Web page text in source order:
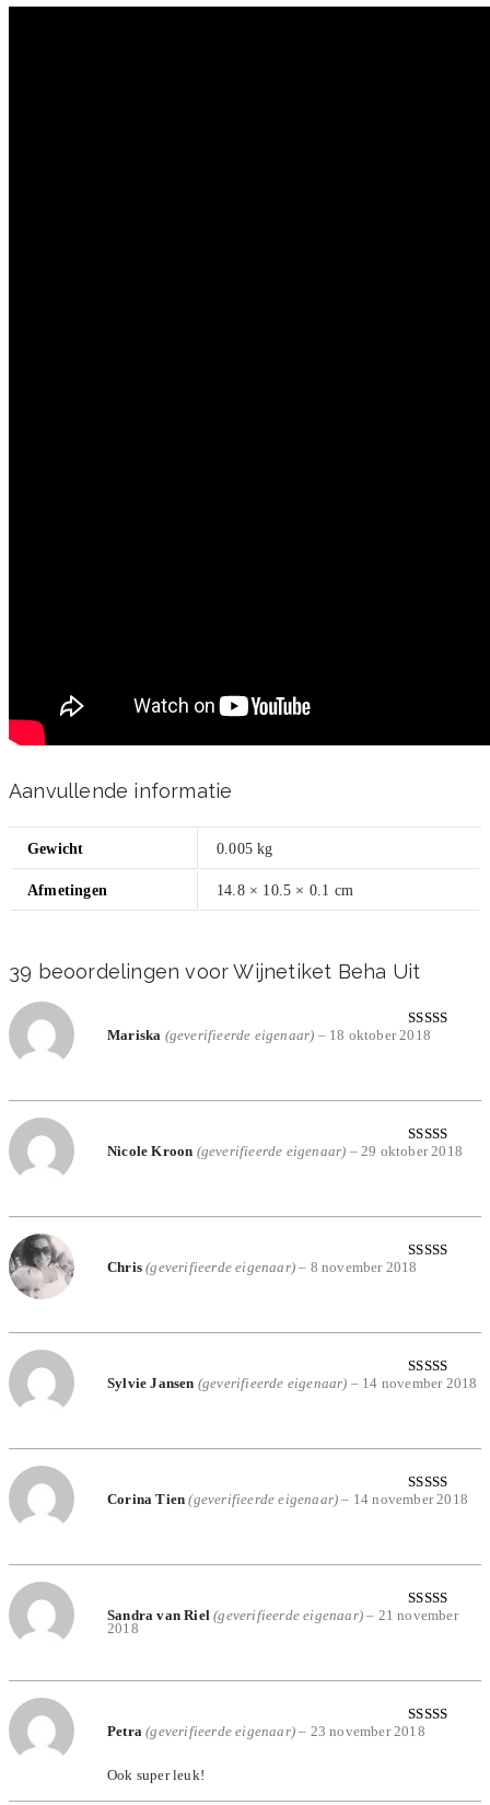
Aanvullende informatie
Gewicht 0.005 kg
Afmetingen 14.8 × 10.5 × 0.1 cm
39 beoordelingen voorWijnetiket Beha Uit
Gewaardeerd
Mariska (geverifieerde eigenaar) – 18 oktober 2018
Gewaardeerd
Nicole Kroon (geverifieerde eigenaar) – 29 oktober 2018
Gewaardeerd
Chris(geverifieerde eigenaar) – 8 november 2018
Gewaardeerd
Sylvie Jansen (geverifieerde eigenaar) – 14 november 2018
Gewaardeerd
Corina Tien(geverifieerde eigenaar) – 14 november 2018
Gewaardeerd
Sandra van Riel(geverifieerde eigenaar) – 21 november
2018
Gewaardeerd
Petra(geverifieerde eigenaar) – 23 november 2018
Ook super leuk!